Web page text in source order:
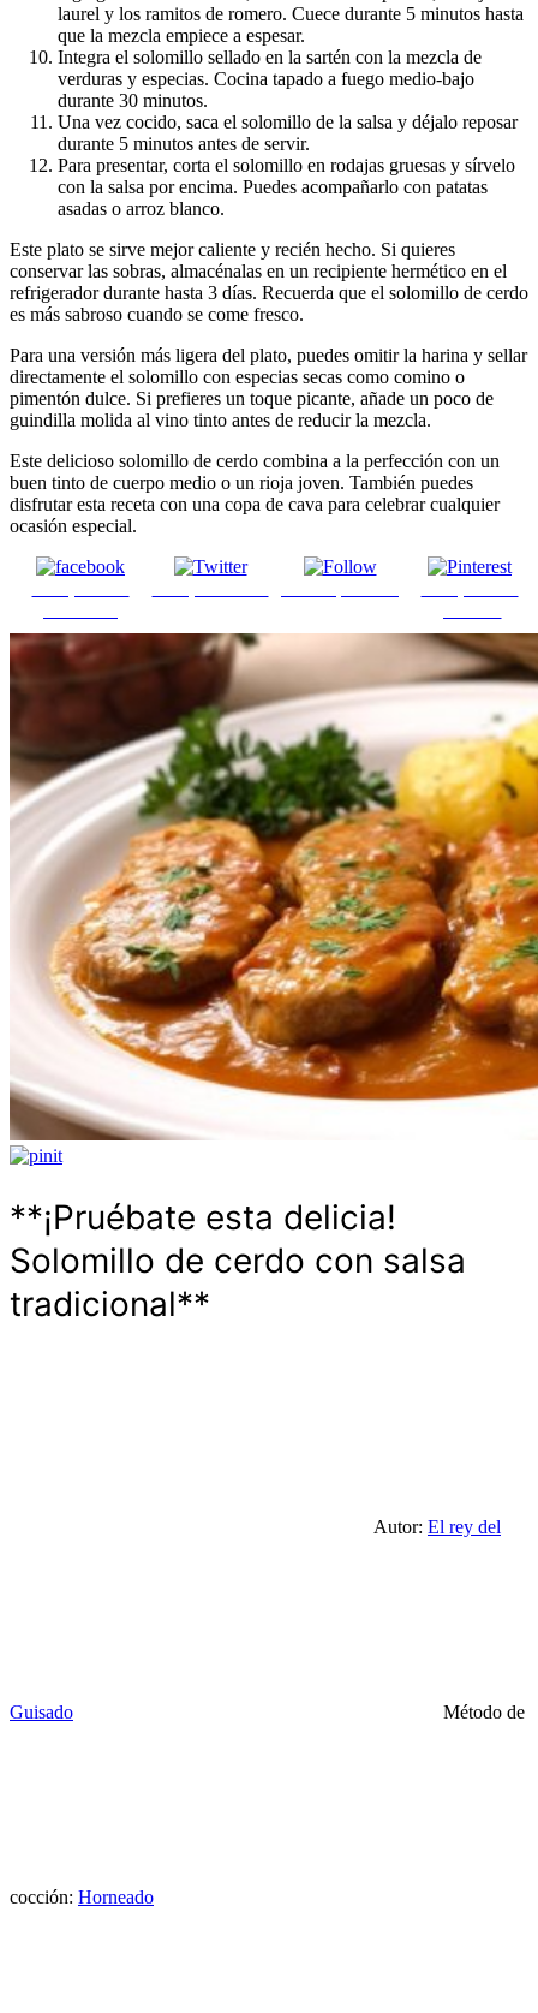
laurel y los ramitos de romero. Cuece durante 5 minutos hasta
que la mezcla empiece a espesar.
Integra el solomillo sellado en la sartén con la mezcla de
verduras y especias. Cocina tapado a fuego medio-bajo
durante 30 minutos.
Una vez cocido, saca el solomillo de la salsa y déjalo reposar
durante 5 minutos antes de servir.
Para presentar, corta el solomillo en rodajas gruesas y sírvelo
con la salsa por encima. Puedes acompañarlo con patatas
asadas o arroz blanco.
Este plato se sirve mejor caliente y recién hecho. Si quieres
conservar las sobras, almacénalas en un recipiente hermético en el
refrigerador durante hasta 3 días. Recuerda que el solomillo de cerdo
es más sabroso cuando se come fresco.
Para una versión más ligera del plato, puedes omitir la harina y sellar
directamente el solomillo con especias secas como comino o
pimentón dulce. Si prefieres un toque picante, añade un poco de
guindilla molida al vino tinto antes de reducir la mezcla.
Este delicioso solomillo de cerdo combina a la perfección con un
buen tinto de cuerpo medio o un rioja joven. También puedes
disfrutar esta receta con una copa de cava para celebrar cualquier
ocasión especial.
**¡Pruébate esta delicia!
Solomillo de cerdo con salsa
tradicional**
Autor: El rey del
Guisado Método de
cocción: Horneado